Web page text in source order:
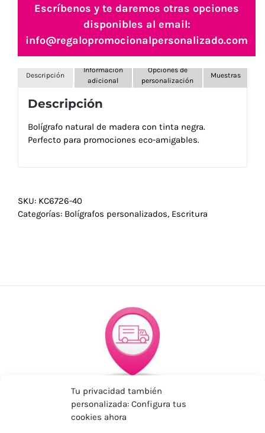
Tu privacidad también
personalizada: Configura tus
cookies ahora
Escríbenos y te daremos otras opciones
disponibles al email:
info@regalopromocionalpersonalizado.com
Descripción
Información
adicional
Opciones de
personalización
Muestras
Descripción
Bolígrafo natural de madera con tinta negra.
Perfecto para promociones eco-amigables.
SKU: KC6726-40
Categorías: Bolígrafos personalizados, Escritura
ENVÍOS ECONÓMICOS
Para Península, resto consultar